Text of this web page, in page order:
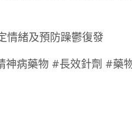
情緒及預防躁鬱復發
病藥物 #長效針劑 #藥